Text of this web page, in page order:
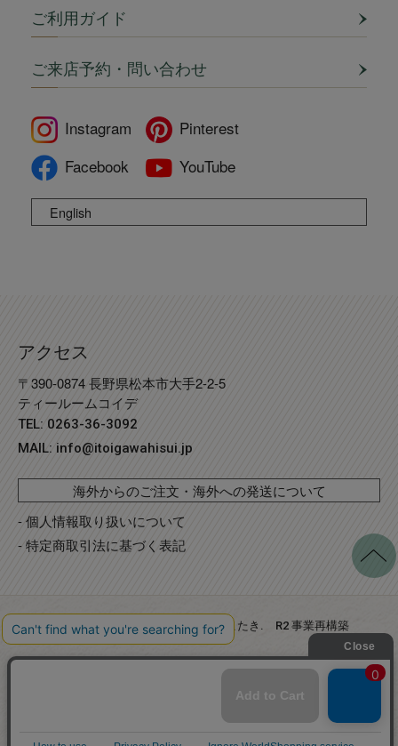
ご利用ガイド
ご来店予約・問い合わせ
Instagram
Pinterest
Facebook
YouTube
English
アクセス
〒390-0874 長野県松本市大手2-2-5
ティールームコイデ
TEL: 0263-36-3092
MAIL: info@itoigawahisui.jp
海外からのご注文・海外への発送について
- 個人情報取り扱いについて
- 特定商取引法に基づく表記
Copyright ©2023 糸魚川翡翠工房こたき . R2 事業再構築